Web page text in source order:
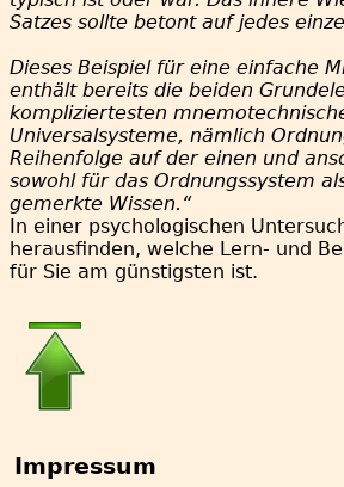
Satzes sollte betont auf jedes
Dieses Beispiel für eine einfache
enthält bereits die beiden
kompliziertesten
Universalsysteme, nämlich
Reihenfolge auf der einen und
sowohl für das Ordnungssystem
gemerkte Wissen.“
In einer psychologischen
herausfinden, welche Lern- und
für Sie am günstigsten ist.
Impressum